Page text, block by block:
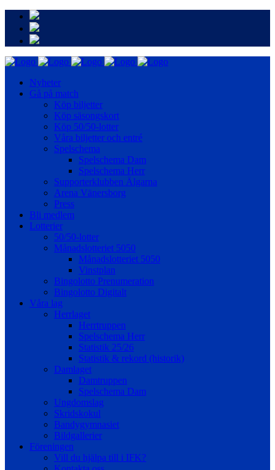
Nyheter
Gå på match
Köp biljetter
Köp säsongskort
Köp 50/50-lotter
Våra biljetter och entré
Spelschema
Spelschema Dam
Spelschema Herr
Supporterklubben Älgarna
Arena Vänersborg
Press
Bli medlem
Lotterier
50/50-lotter
Månadslotteriet 5050
Månadslotteriet 5050
Vinstplan
Bingolotto Prenumeration
Bingolotto Digitalt
Våra lag
Herrlaget
Herrtruppen
Spelschema Herr
Statistik 25/26
Statistik & rekord (historik)
Damlaget
Damtruppen
Spelschema Dam
Ungdomslag
Skridskokul
Bandygymnasiet
Bildgallerier
Föreningen
Vill du hjälpa till i IFK?